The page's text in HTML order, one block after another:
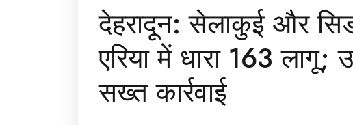
देहरादून: सेलाकुई और
एरिया में धारा 163 लागू;
सख्त कार्रवाई